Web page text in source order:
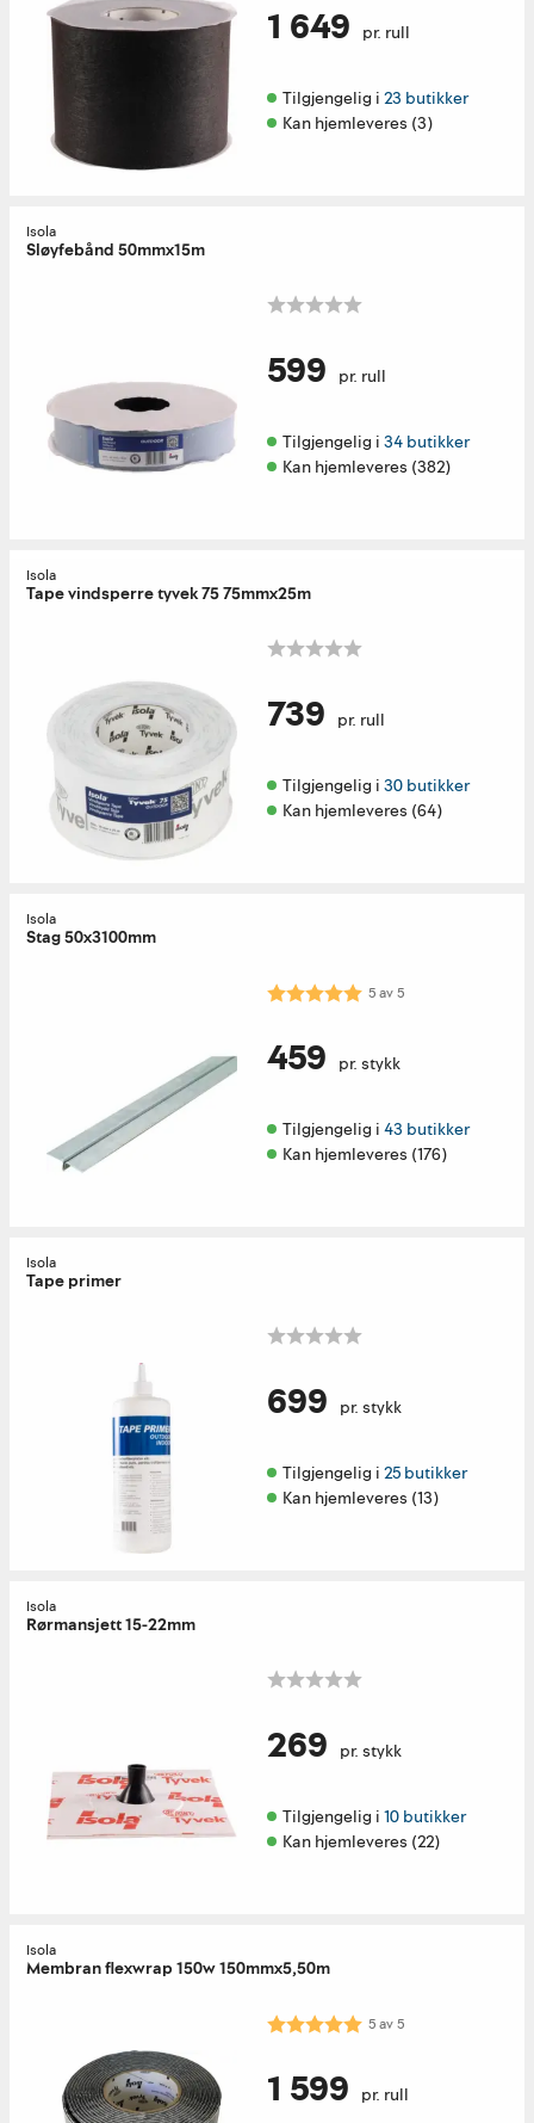
1 649 pr. rull
Tilgjengelig i 23 butikker
Kan hjemleveres (3)
Isola
Sløyfebånd 50mmx15m
599 pr. rull
Tilgjengelig i 34 butikker
Kan hjemleveres (382)
Isola
Tape vindsperre tyvek 75 75mmx25m
739 pr. rull
Tilgjengelig i 30 butikker
Kan hjemleveres (64)
Isola
Stag 50x3100mm
Karakter: 5.0 av 5 mulige
5av5
459 pr. stykk
Tilgjengelig i 43 butikker
Kan hjemleveres (176)
Isola
Tape primer
699 pr. stykk
Tilgjengelig i 25 butikker
Kan hjemleveres (13)
Isola
Rørmansjett 15-22mm
269 pr. stykk
Tilgjengelig i 10 butikker
Kan hjemleveres (22)
Isola
Membran flexwrap 150w 150mmx5,50m
Karakter: 5.0 av 5 mulige
5av5
1 599 pr. rull